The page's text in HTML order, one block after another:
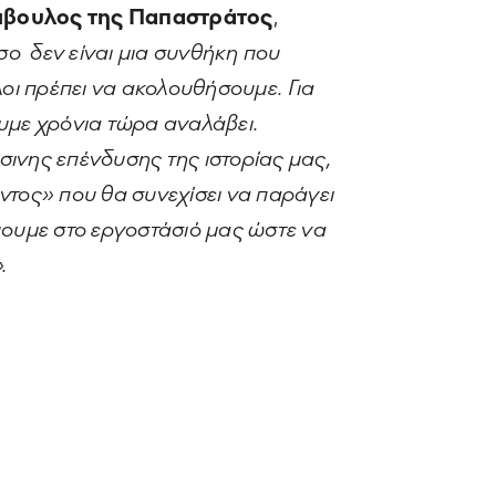
της Παπαστράτος,
δεν είναι μια συνθήκη που
πρέπει να ακολουθήσουμε. Για
χρόνια τώρα αναλάβει.
επένδυσης της ιστορίας μας,
που θα συνεχίσει να παράγει
στο εργοστάσιό μας ώστε να